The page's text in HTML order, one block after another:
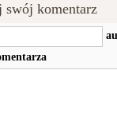
swój komentarz